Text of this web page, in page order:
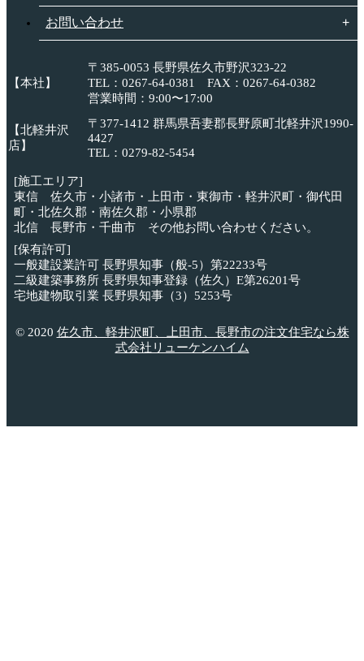
お問い合わせ
【本社】
〒385-0053 長野県佐久市野沢323-22
TEL：0267-64-0381 FAX：0267-64-0382
営業時間：9:00〜17:00
【北軽井沢
店】
〒377-1412 群馬県吾妻郡長野原町北軽井沢1990-
4427
TEL：0279-82-5454
[施工エリア]
東信 佐久市・小諸市・上田市・東御市・軽井沢町・御代田
町・北佐久郡・南佐久郡・小県郡
北信 長野市・千曲市 その他お問い合わせください。
[保有許可]
一般建設業許可 長野県知事（般-5）第22233号
二級建築事務所 長野県知事登録（佐久）E第26201号
宅地建物取引業 長野県知事（3）5253号
© 2020 佐久市、軽井沢町、上田市、長野市の注文住宅なら株
式会社リューケンハイム